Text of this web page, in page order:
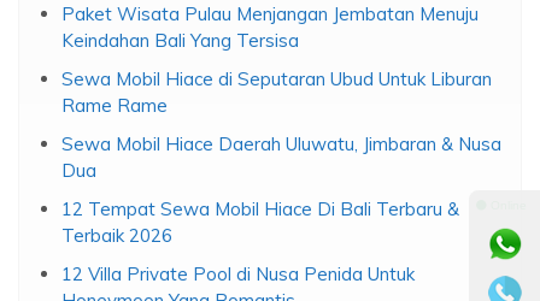
Paket Wisata Pulau Menjangan Jembatan Menuju
Keindahan Bali Yang Tersisa
Sewa Mobil Hiace di Seputaran Ubud Untuk Liburan
Rame Rame
Sewa Mobil Hiace Daerah Uluwatu, Jimbaran & Nusa
Dua
12 Tempat Sewa Mobil Hiace Di Bali Terbaru &
Terbaik 2026
12 Villa Private Pool di Nusa Penida Untuk